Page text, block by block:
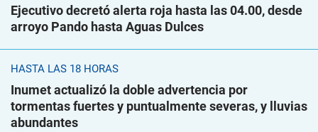
Ejecutivo decretó alerta roja hasta las 04.00, desde
arroyo Pando hasta Aguas Dulces
HASTA LAS 18 HORAS
Inumet actualizó la doble advertencia por
tormentas fuertes y puntualmente severas, y lluvias
abundantes